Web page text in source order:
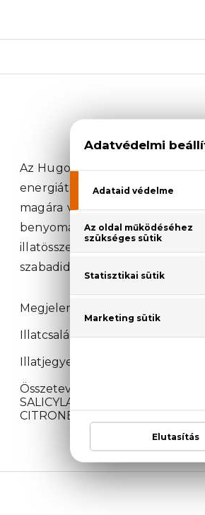
Az Hugo Boss Boss Alive
energiát - a nőiességet
magára vonja a figyelmet és a
benyomást kelt, kellő bájjal
illatösszeállítása ideális
szabadidejükben szeretik jól
Megjelenési év: 2024
Illatcsalád: Fás-vaníliás
Illatjegyek: bőr, pacsuli, vanília
Összetevők: ALCOHOL
SALICYLATE, LIMONENE,
CITRONELLOL, CITRAL,